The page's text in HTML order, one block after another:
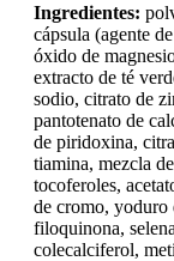
Ingredientes:
cápsula (agente
óxido de
extracto de té
sodio, citrato de
pantotenato de
de piridoxina,
tiamina, mezcla
tocoferoles,
de cromo,
filoquinona,
colecalciferol,